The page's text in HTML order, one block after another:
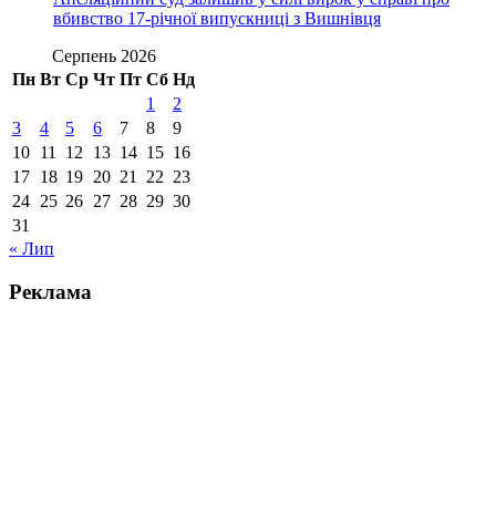
вбивство 17-річної випускниці з Вишнівця
Серпень 2026
Пн Вт Ср Чт Пт Сб Нд
1
2
3
4 5 6 7 8
9
10 11 12 13 14 15 16
17 18 19 20 21 22 23
24 25 26 27 28 29 30
31
« Лип
Реклама